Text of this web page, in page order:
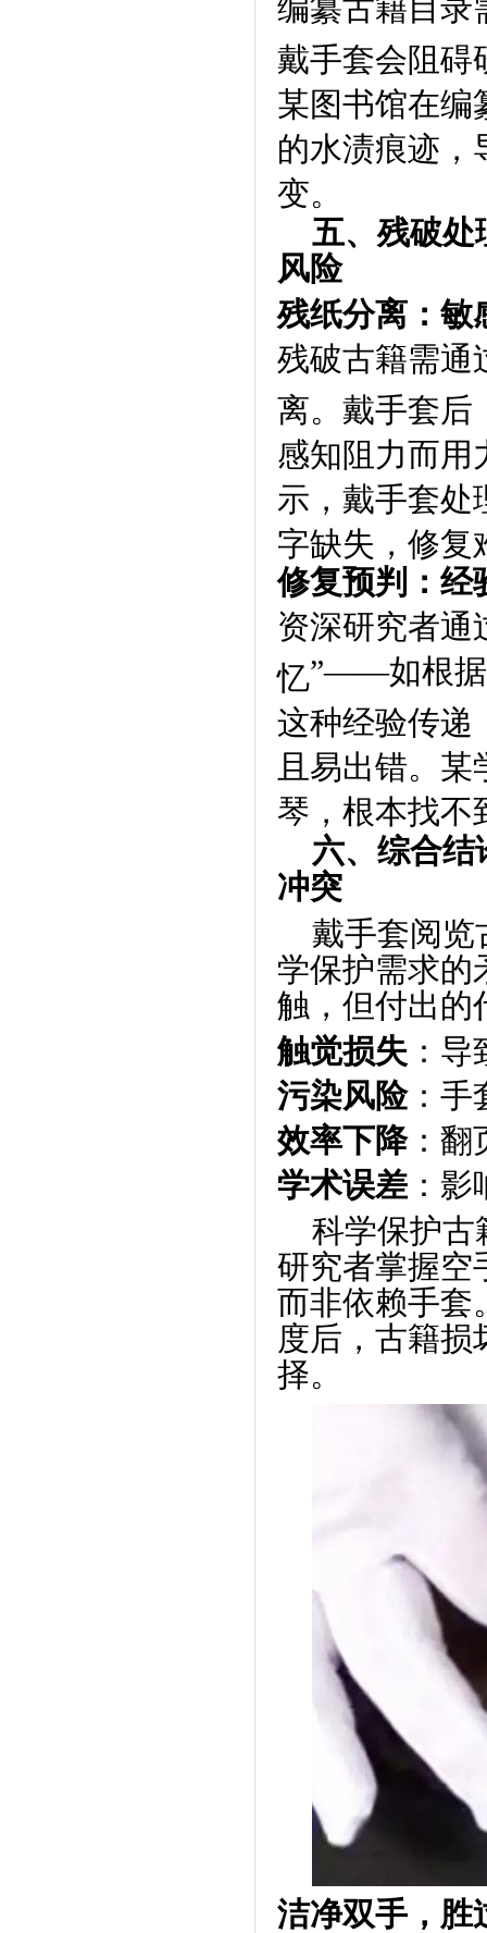
编纂古籍目录
戴手套会阻碍
某图书馆在编
的水渍痕迹，
变。
五、残破处
风险
残纸分离：敏
残破古籍需通
离。戴手套后
感知阻力而用
示，戴手套处
字缺失，修复
修复预判：经
资深研究者通
忆”——如根
这种经验传递
且易出错。某
琴，根本找不
六、综合结
冲突
戴手套阅览
学保护需求的
触，但付出的
触觉损失 ：
污染风险：手
效率下降：翻
学术误差 ：
科学保护古
研究者掌握空
而非依赖手套
度后，古籍损
择。
洁净双手，胜